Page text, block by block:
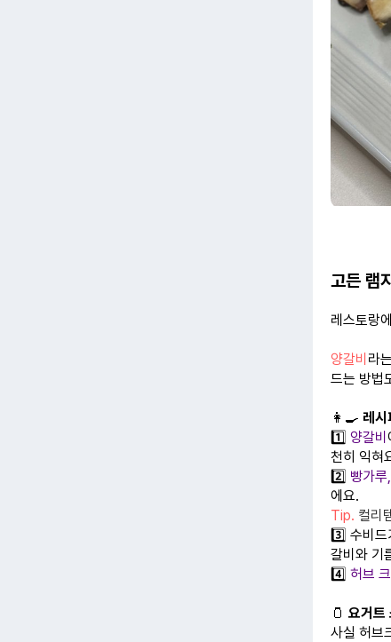
고든 램
레스토랑
양갈비 라
드는 방법
👩‍🍳 레시
1️⃣ 양갈비
천히 익혀
2️⃣ 빵가
에요.
Tip. 컬리
3️⃣ 수비드
갈비와 기
4️⃣ 허브
🫙 요거트
사실 허브